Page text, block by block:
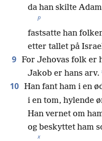
da han skilte
p
fastsatte han
etter tallet på
9 For Jehovas folk er
Jakob er hans arv.
10 Han fant ham i en
i en tom, hylende
Han vernet om
og beskyttet ham
x